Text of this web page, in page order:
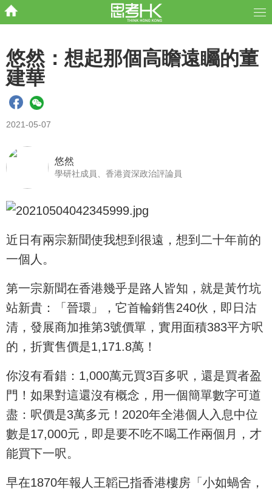
悠然：想起那個高瞻遠矚的董
建華
2021-05-07
悠然
學研社成員、香港資深政治評論員
近日有兩宗新聞使我想到很遠，想到二十年前的
一個人。
第一宗新聞在香港幾乎是路人皆知，就是黃竹坑
站新貴：「晉環」，它首輪銷售240伙，即日沽
清，發展商加推第3號價單，實用面積383平方呎
的，折實售價是1,171.8萬！
你沒有看錯：1,000萬元買3百多呎，還是買者盈
門！如果對這還沒有概念，用一個簡單數字可道
盡：呎價是3萬多元！2020年全港個人入息中位
數是17,000元，即是要不吃不喝工作兩個月，才
能買下一呎。
早在1870年報人王韜已指香港樓房「小如蝸舍，